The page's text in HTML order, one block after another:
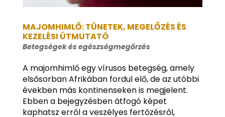
MAJOMHIMLŐ: TÜNETEK, MEGELŐZÉS ÉS
KEZELÉSI ÚTMUTATÓ
Betegségek és egészségmegőrzés
A majomhimlő egy vírusos betegség, amely
elsősorban Afrikában fordul elő, de az utóbbi
években más kontinenseken is megjelent.
Ebben a bejegyzésben átfogó képet
kaphatsz erről a veszélyes fertőzésről,